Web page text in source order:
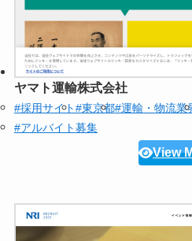
ヤマト運輸株式会社
#採用サイト#東京都#運輸・物流業
#アルバイト募集
View